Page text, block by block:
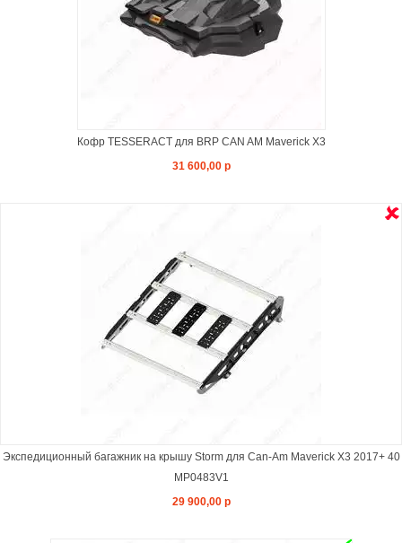
Кофр TESSERACT для BRP CAN AM Maverick X3
31 600,00 р
Экспедиционный багажник на крышу Storm для Can-Am Maverick X3 2017+ 40
MP0483V1
29 900,00 р